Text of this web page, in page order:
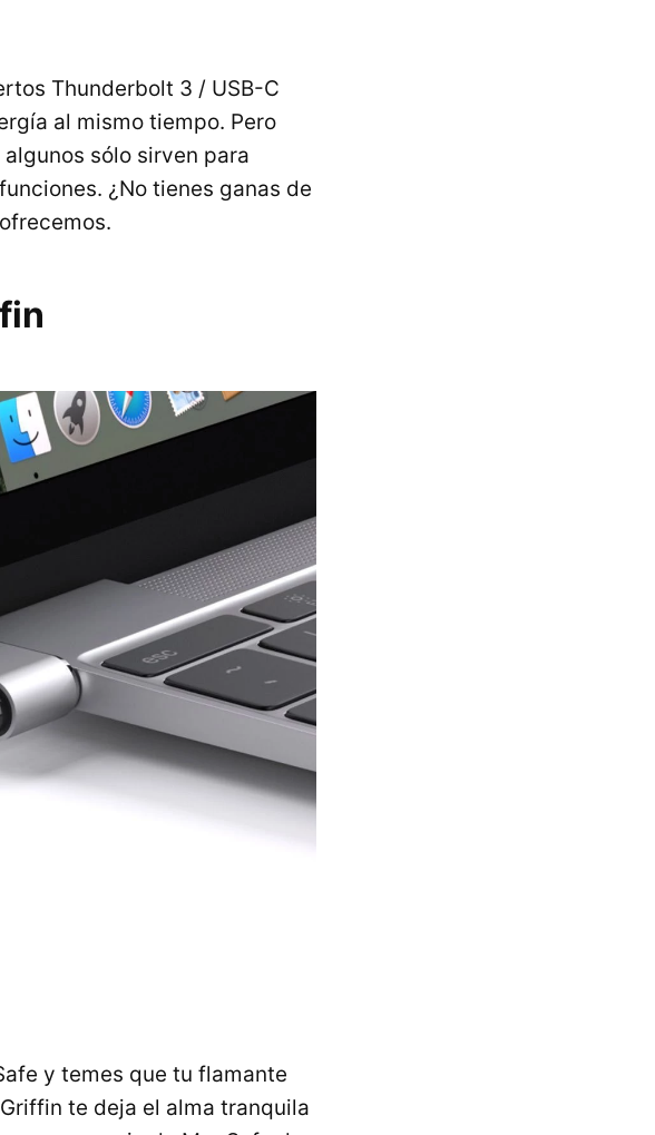
Thunderbolt 3 / USB-C
al mismo tiempo. Pero
algunos sólo sirven para
¿No tienes ganas de
y temes que tu flamante
te deja el alma tranquila